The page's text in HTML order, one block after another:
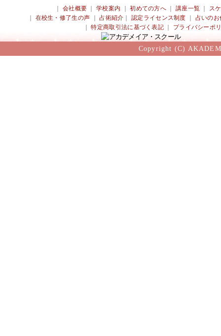
会社概要 ｜学校案内 ｜初めての方へ 講座一覧
ス
在校生・修了生の声 ｜占術紹介 ｜認定ライセンス制度
占いのお
｜特定商取引法に基づく表記 プライバシーポ
Copyright (C)